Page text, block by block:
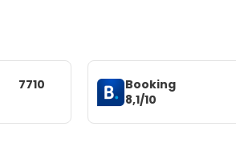
7710
Booking
8,1/10